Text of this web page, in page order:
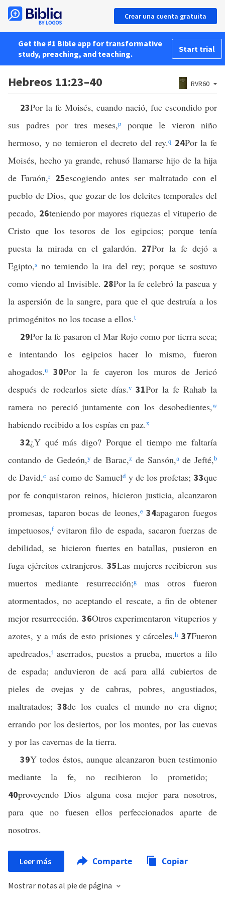
Crear una cuenta gratuita
Get the #1 Bible app for transformative
study, preaching, and teaching.
Start trial
Hebreos 11:23–40 RVR60
23Por la fe Moisés, cuando nació, fue escondido por
sus padres por tres meses,p
porque le vieron niño
hermoso, y no temieron el decreto del rey.q 24Por la fe
Moisés, hecho ya grande, rehusó llamarse hijo de la hija
de Faraón,r 25escogiendo antes ser maltratado con el
pueblo de Dios, que gozar de los deleites temporales del
pecado, 26teniendo por mayores riquezas el vituperio de
Cristo que los tesoros de los egipcios; porque tenía
puesta la mirada en el galardón. 27Por la fe dejó a
Egipto,s no temiendo la ira del rey; porque se sostuvo
como viendo al Invisible. 28Por la fe celebró la pascua y
la aspersión de la sangre, para que el que destruía a los
primogénitos no los tocase a ellos.t
29Por la fe pasaron el Mar Rojo como por tierra seca;
e intentando los egipcios hacer lo mismo, fueron
ahogados.u 30Por la fe cayeron los muros de Jericó
después de rodearlos siete días.v 31Por la fe Rahab la
ramera no pereció juntamente con los desobedientes,w
habiendo recibido a los espías en paz.x
32¿Y qué más digo? Porque el tiempo me faltaría
contando de Gedeón,yde Barac,z de Sansón,ade Jefté,b
de David,c así como de Samueld y de los profetas; 33que
por fe conquistaron reinos, hicieron justicia, alcanzaron
promesas, taparon bocas de leones,e 34apagaron fuegos
impetuosos,fevitaron filo de espada, sacaron fuerzas de
debilidad, se hicieron fuertes en batallas, pusieron en
fuga ejércitos extranjeros. 35Las mujeres recibieron sus
muertos mediante resurrección;g
mas otros fueron
atormentados, no aceptando el rescate, a fin de obtener
mejor resurrección. 36Otros experimentaron vituperios y
azotes, y a más de esto prisiones y cárceles.h 37Fueron
apedreados,i aserrados, puestos a prueba, muertos a filo
de espada; anduvieron de acá para allá cubiertos de
pieles de ovejas y de cabras, pobres, angustiados,
maltratados;38de los cuales el mundo no era digno;
errando por los desiertos, por los montes, por las cuevas
y por las cavernas de la tierra.
39Y todos éstos, aunque alcanzaron buen testimonio
mediante la fe, no recibieron lo prometido;
40proveyendo Dios alguna cosa mejor para nosotros,
para que no fuesen ellos perfeccionados aparte de
nosotros.
Leer más Comparte Copiar
Mostrar notas al pie de página